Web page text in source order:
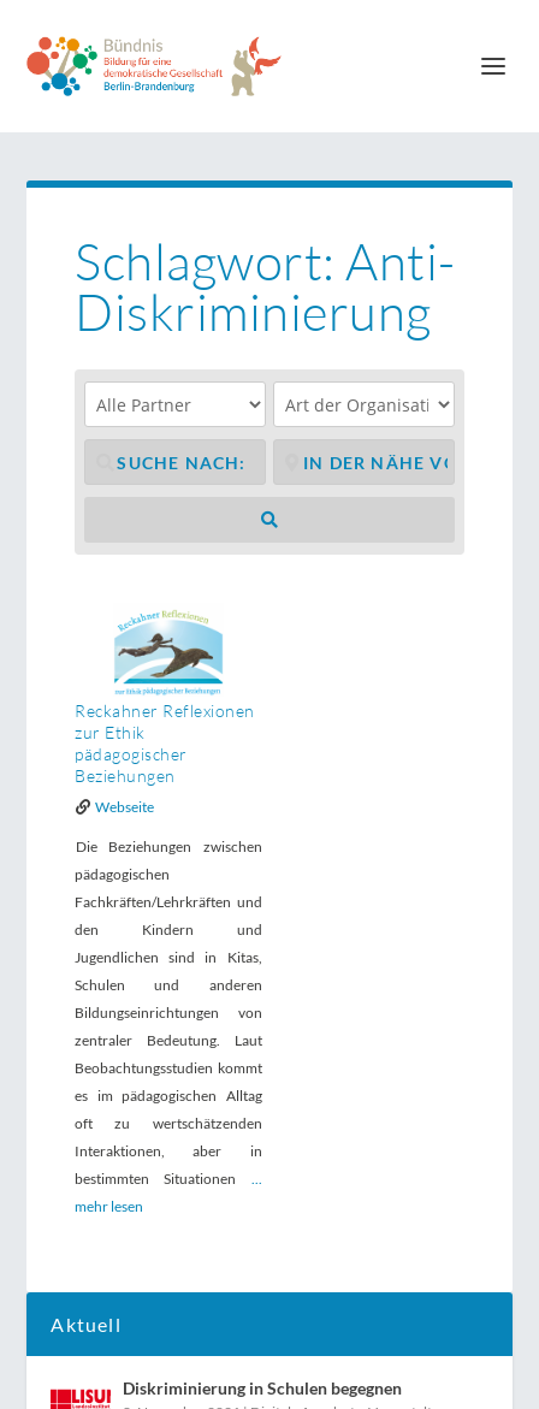
Schlagwort: Anti-
Diskriminierung
Reckahner Reflexionen
zur Ethik
pädagogischer
Beziehungen
Webseite
Die Beziehungen zwischen
pädagogischen
Fachkräften/Lehrkräften und
den Kindern und
Jugendlichen sind in Kitas,
Schulen und anderen
Bildungseinrichtungen von
zentraler Bedeutung. Laut
Beobachtungsstudien kommt
es im pädagogischen Alltag
oft zu wertschätzenden
Interaktionen, aber in
bestimmten Situationen
mehr lesen
Aktuell
Diskriminierung in Schulen begegnen